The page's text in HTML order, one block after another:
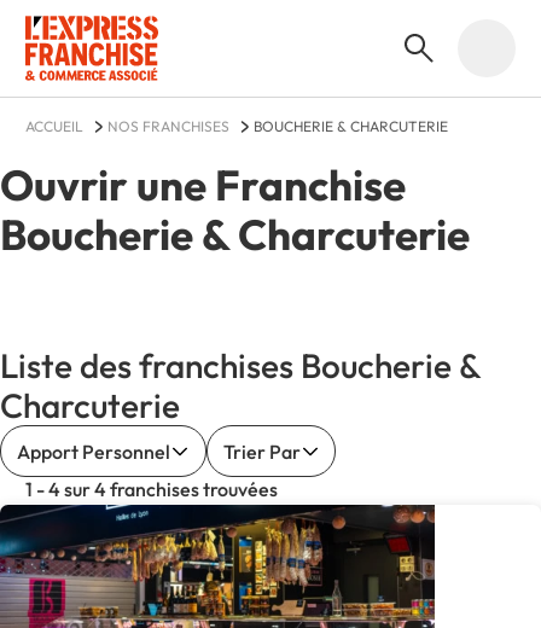
ACCUEIL NOS FRANCHISES BOUCHERIE & CHARCUTERIE
Ouvrir une Franchise
Boucherie & Charcuterie
Liste des franchises Boucherie &
Charcuterie
Apport Personnel
Trier Par
1 - 4 sur 4 franchises trouvées